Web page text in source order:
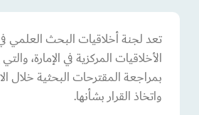
تعد لجنة أخلاقيات البحث العلمي
الأخلاقيات المركزية في الإمارة،
بمراجعة المقترحات البحثية خلال
واتخاذ القرار بشأنها.